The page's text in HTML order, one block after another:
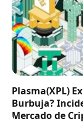
Plasma(XPL)
Burbuja?
Mercado de